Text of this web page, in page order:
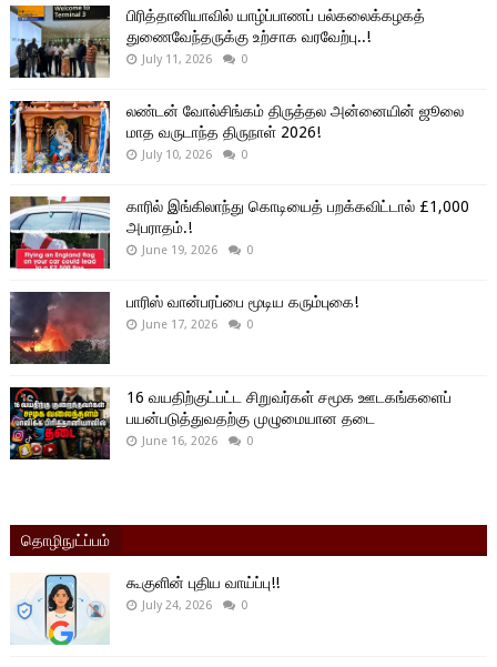
பிரித்தானியாவில் யாழ்ப்பாணப் பல்கலைக்கழகத்
துணைவேந்தருக்கு உற்சாக வரவேற்பு..!
July 11, 2026 0
லண்டன் வோல்சிங்கம் திருத்தல அன்னையின் ஜூலை
மாத வருடாந்த திருநாள் 2026!
July 10, 2026 0
காரில் இங்கிலாந்து கொடியைத் பறக்கவிட்டால் £1,000
அபராதம்.!
June 19, 2026 0
பாரிஸ் வான்பரப்பை மூடிய கரும்புகை!
June 17, 2026 0
16 வயதிற்குட்பட்ட சிறுவர்கள் சமூக ஊடகங்களைப்
பயன்படுத்துவதற்கு முழுமையான தடை
June 16, 2026 0
தொழிநுட்ப்பம்
கூகுளின் புதிய வாய்ப்பு!!
July 24, 2026 0